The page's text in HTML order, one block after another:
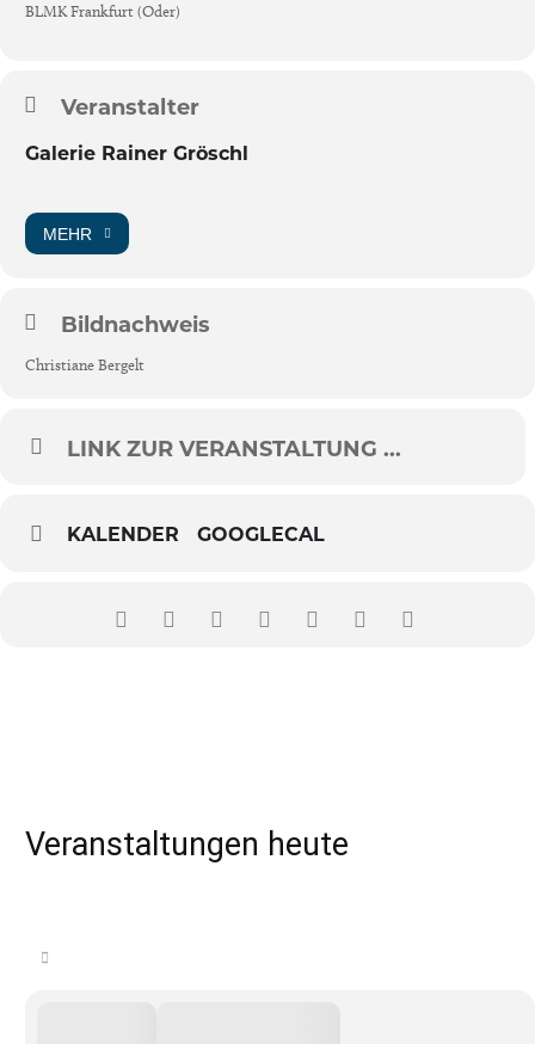
BLMK Frankfurt (Oder)
Veranstalter
Galerie Rainer Gröschl
MEHR
Bildnachweis
Christiane Bergelt
LINK ZUR VERANSTALTUNG ...
KALENDER GOOGLECAL
Veranstaltungen heute